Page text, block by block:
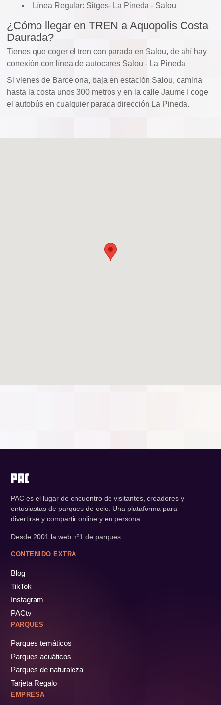
Línea Regular: Sitges- La Pineda - Salou
¿Cómo llegar en TREN a Aquopolis Costa
Daurada?
Tienes que coger el tren con parada en Salou, de ahí hay
conexión con línea de autocares Salou - La Pineda
Si vienes de Barcelona, baja en estación Salou, camina
hasta la costa unos 300 metros y en la calle Jaume I coge
el autobús en cualquier parada dirección La Pineda.
PAC es el lugar de encuentro de visitantes, creadores y
entusiastas de parques de ocio. Una plataforma para
divertirse y compartir online y en persona.
Desde 2001 la web nº1 de parques.
CONTENIDO EXTRA
Blog
TikTok
Instagram
PACtv
PARQUES
Parques temáticos
Parques acuáticos
Parques de naturaleza
Tarjeta Regalo
EMPRESA